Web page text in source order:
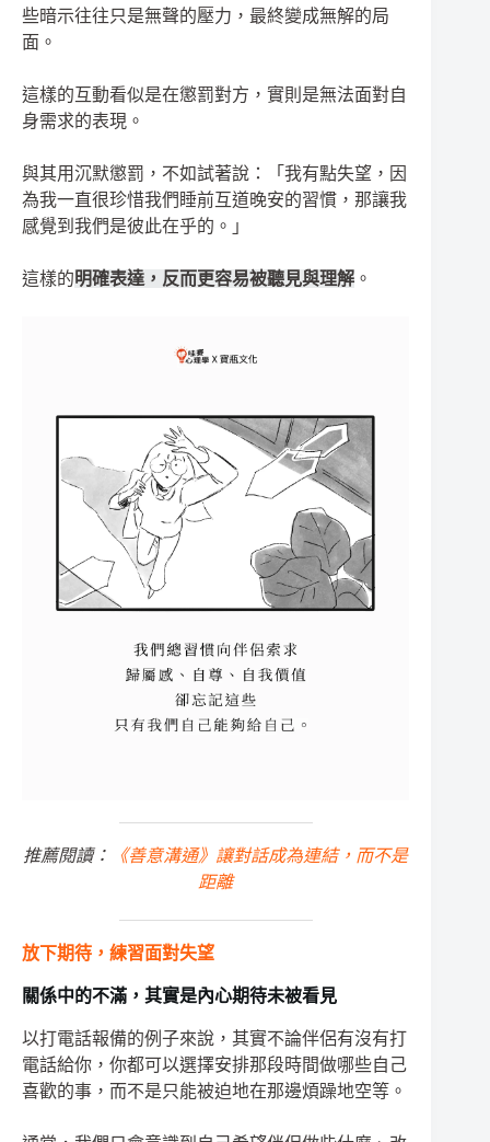
些暗示往往只是無聲的壓力，最終變成無解的局
面。
這樣的互動看似是在懲罰對方，實則是無法面對自
身需求的表現。
與其用沉默懲罰，不如試著說：「我有點失望，因
為我一直很珍惜我們睡前互道晚安的習慣，那讓我
感覺到我們是彼此在乎的。」
這樣的明確表達，反而更容易被聽見與理解 。
推薦閱讀：
《善意溝通》讓對話成為連結，而不是
距離
放下期待，練習面對失望
關係中的不滿，其實是內心期待未被看見
以打電話報備的例子來說，其實不論伴侶有沒有打
電話給你，你都可以選擇安排那段時間做哪些自己
喜歡的事，而不是只能被迫地在那邊煩躁地空等。